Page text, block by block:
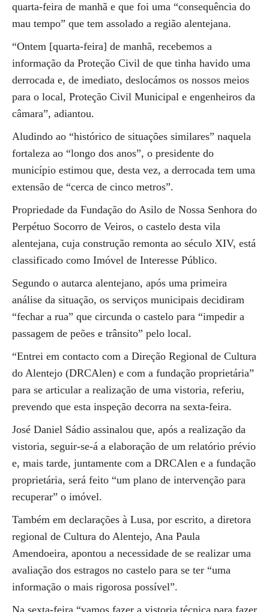
quarta-feira de manhã e que foi uma “consequência do
mau tempo” que tem assolado a região alentejana.
“Ontem [quarta-feira] de manhã, recebemos a
informação da Proteção Civil de que tinha havido uma
derrocada e, de imediato, deslocámos os nossos meios
para o local, Proteção Civil Municipal e engenheiros da
câmara”, adiantou.
Aludindo ao “histórico de situações similares” naquela
fortaleza ao “longo dos anos”, o presidente do
município estimou que, desta vez, a derrocada tem uma
extensão de “cerca de cinco metros”.
Propriedade da Fundação do Asilo de Nossa Senhora do
Perpétuo Socorro de Veiros, o castelo desta vila
alentejana, cuja construção remonta ao século XIV, está
classificado como Imóvel de Interesse Público.
Segundo o autarca alentejano, após uma primeira
análise da situação, os serviços municipais decidiram
“fechar a rua” que circunda o castelo para “impedir a
passagem de peões e trânsito” pelo local.
“Entrei em contacto com a Direção Regional de Cultura
do Alentejo (DRCAlen) e com a fundação proprietária”
para se articular a realização de uma vistoria, referiu,
prevendo que esta inspeção decorra na sexta-feira.
José Daniel Sádio assinalou que, após a realização da
vistoria, seguir-se-á a elaboração de um relatório prévio
e, mais tarde, juntamente com a DRCAlen e a fundação
proprietária, será feito “um plano de intervenção para
recuperar” o imóvel.
Também em declarações à Lusa, por escrito, a diretora
regional de Cultura do Alentejo, Ana Paula
Amendoeira, apontou a necessidade de se realizar uma
avaliação dos estragos no castelo para se ter “uma
informação o mais rigorosa possível”.
Na sexta-feira “vamos fazer a vistoria técnica para fazer